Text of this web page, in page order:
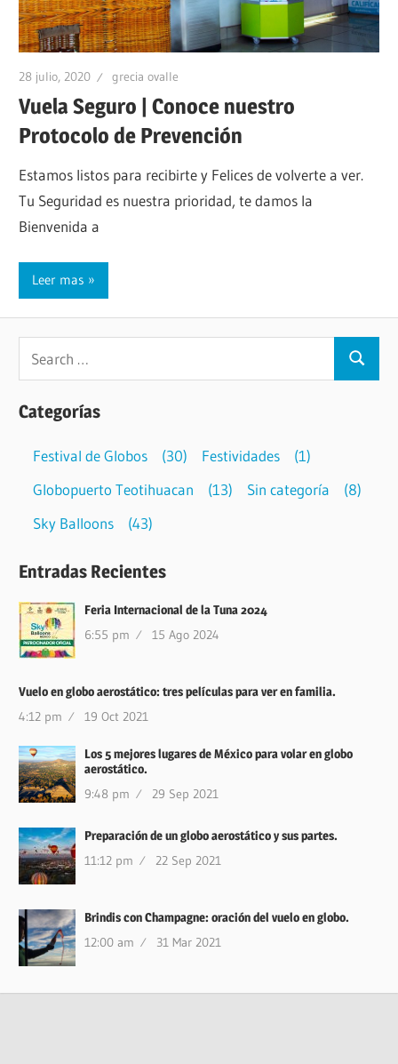
28 julio, 2020 grecia ovalle
Vuela Seguro | Conoce nuestro
Protocolo de Prevención
Estamos listos para recibirte y Felices de volverte a ver.
Tu Seguridad es nuestra prioridad, te damos la
Bienvenida a
Leer mas
Categorías
Festival de Globos (30) Festividades
(1)
Globopuerto Teotihuacan
(13) Sin categoría
(8)
Sky Balloons
(43)
Entradas Recientes
Feria Internacional de la Tuna 2024
6:55 pm 15 Ago 2024
Vuelo en globo aerostático: tres películas para ver en familia.
4:12 pm 19 Oct 2021
Los 5 mejores lugares de México para volar en globo
aerostático.
9:48 pm 29 Sep 2021
Preparación de un globo aerostático y sus partes.
11:12 pm 22 Sep 2021
Brindis con Champagne: oración del vuelo en globo.
12:00 am 31 Mar 2021